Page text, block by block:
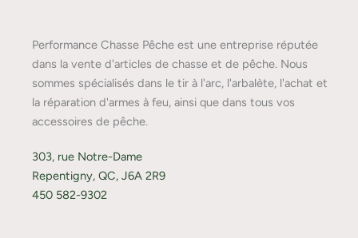
Performance Chasse Pêche est une entreprise réputée
dans la vente d'articles de chasse et de pêche. Nous
sommes spécialisés dans le tir à l'arc, l'arbalète, l'achat et
la réparation d'armes à feu, ainsi que dans tous vos
accessoires de pêche.
303, rue Notre-Dame
Repentigny, QC, J6A 2R9
450 582-9302